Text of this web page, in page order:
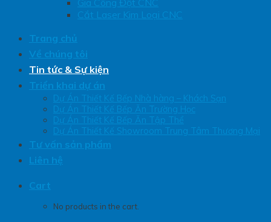
Gia Công Đột CNC
Cắt Laser Kim Loại CNC
Trang chủ
Về chúng tôi
Tin tức & Sự kiện
Triển khai dự án
Dự Án Thiết Kế Bếp Nhà hàng – Khách Sạn
Dự Án Thiết Kế Bếp Ăn Trường Học
Dự Án Thiết Kế Bếp Ăn Tập Thể
Dự Án Thiết Kế Showroom Trung Tâm Thương Mại
Tư vấn sản phẩm
Liên hệ
Cart
No products in the cart.